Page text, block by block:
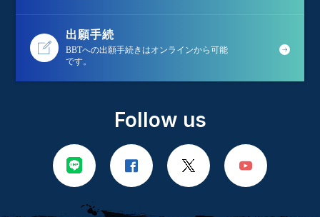
出願手続
BBTへの出願手続きはオンラインから可能
です。
Follow us